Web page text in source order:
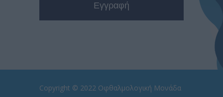
Copyright © 2022 Οφθαλμολογική Μονάδα